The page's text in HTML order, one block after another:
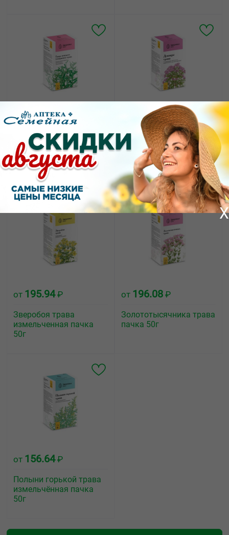
от126.65₽
Горца птичьего
(спорыш) трава
измельченная пачка
50г
120.60₽
Душицы трава пачка
50г
от 195.94₽
Зверобоя трава
измельченная пачка
50г
от 196.08 ₽
Золототысячника трава
пачка 50г
от 156.64₽
Полыни горькой трава
измельчённая пачка
50г
X